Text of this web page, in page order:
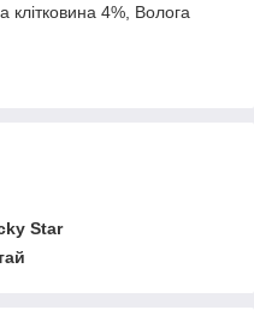
4%, Волога
Star